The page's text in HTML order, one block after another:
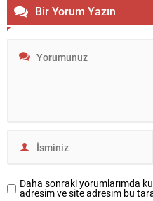
Bir Yorum Yazın
Daha sonraki yorumlarımda
adresim ve site adresim bu